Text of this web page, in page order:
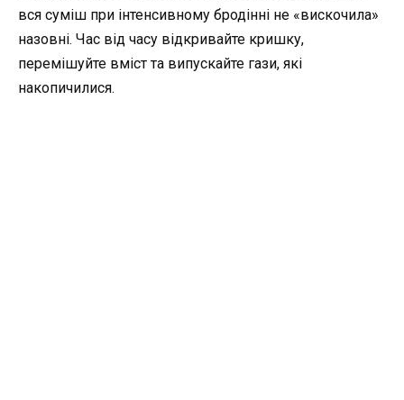
вся суміш при інтенсивному бродінні не «вискочила»
назовні. Час від часу відкривайте кришку,
перемішуйте вміст та випускайте гази, які
накопичилися.